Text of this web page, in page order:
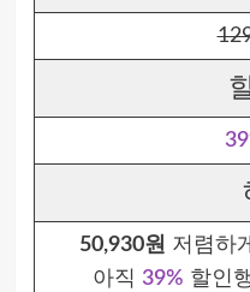
50,930원 저렴하
아직 39% 할인